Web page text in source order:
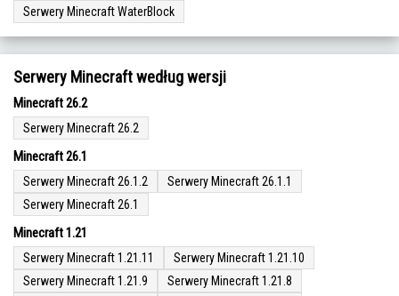
Serwery Minecraft WaterBlock
Serwery Minecraft według wersji
Minecraft 26.2
Serwery Minecraft 26.2
Minecraft 26.1
Serwery Minecraft 26.1.2
Serwery Minecraft 26.1.1
Serwery Minecraft 26.1
Minecraft 1.21
Serwery Minecraft 1.21.11
Serwery Minecraft 1.21.10
Serwery Minecraft 1.21.9
Serwery Minecraft 1.21.8